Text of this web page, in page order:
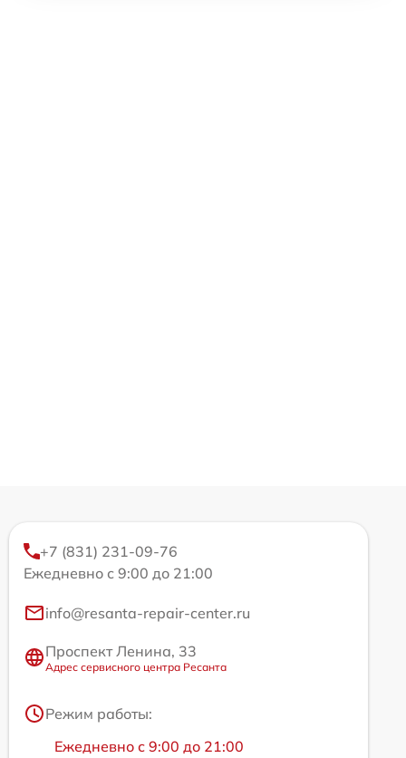
+7 (831) 231-09-76
Ежедневно с 9:00 до 21:00
info@resanta-repair-center.ru
Проспект Ленина, 33
Адрес сервисного центра Ресанта
Режим работы:
Ежедневно с 9:00 до 21:00